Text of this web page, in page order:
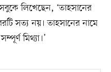
লিখেছেন, ‘তাহসানের
সত্য নয়। তাহসানের নামে
মিথ্যা।’